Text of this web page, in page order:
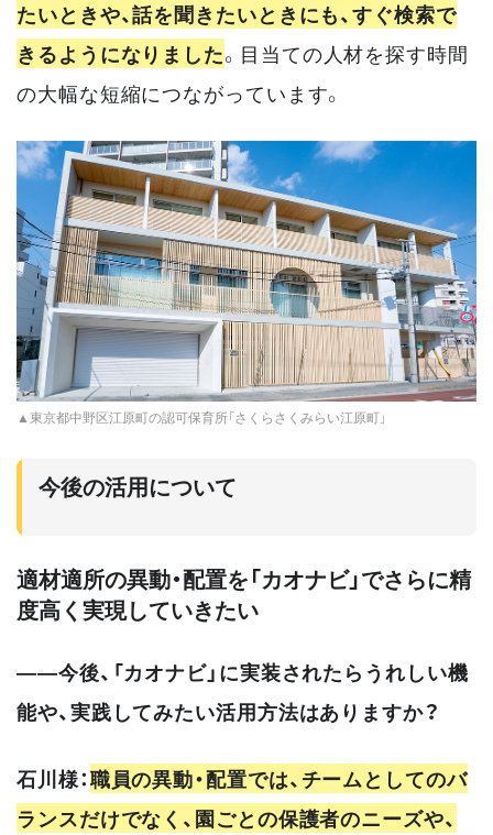
たいときや、話を聞きたいときにも、すぐ検索で
きるようになりました。目当ての人材を探す時間
の大幅な短縮につながっています。
▲東京都中野区江原町の認可保育所「さくらさくみらい江原町」
今後の活用について
適材適所の異動・配置を「カオナビ」でさらに精
度高く実現していきたい
――今後、「カオナビ」に実装されたらうれしい機
能や、実践してみたい活用方法はありますか？
石川様：職員の異動・配置では、チームとしてのバ
ランスだけでなく、園ごとの保護者のニーズや、